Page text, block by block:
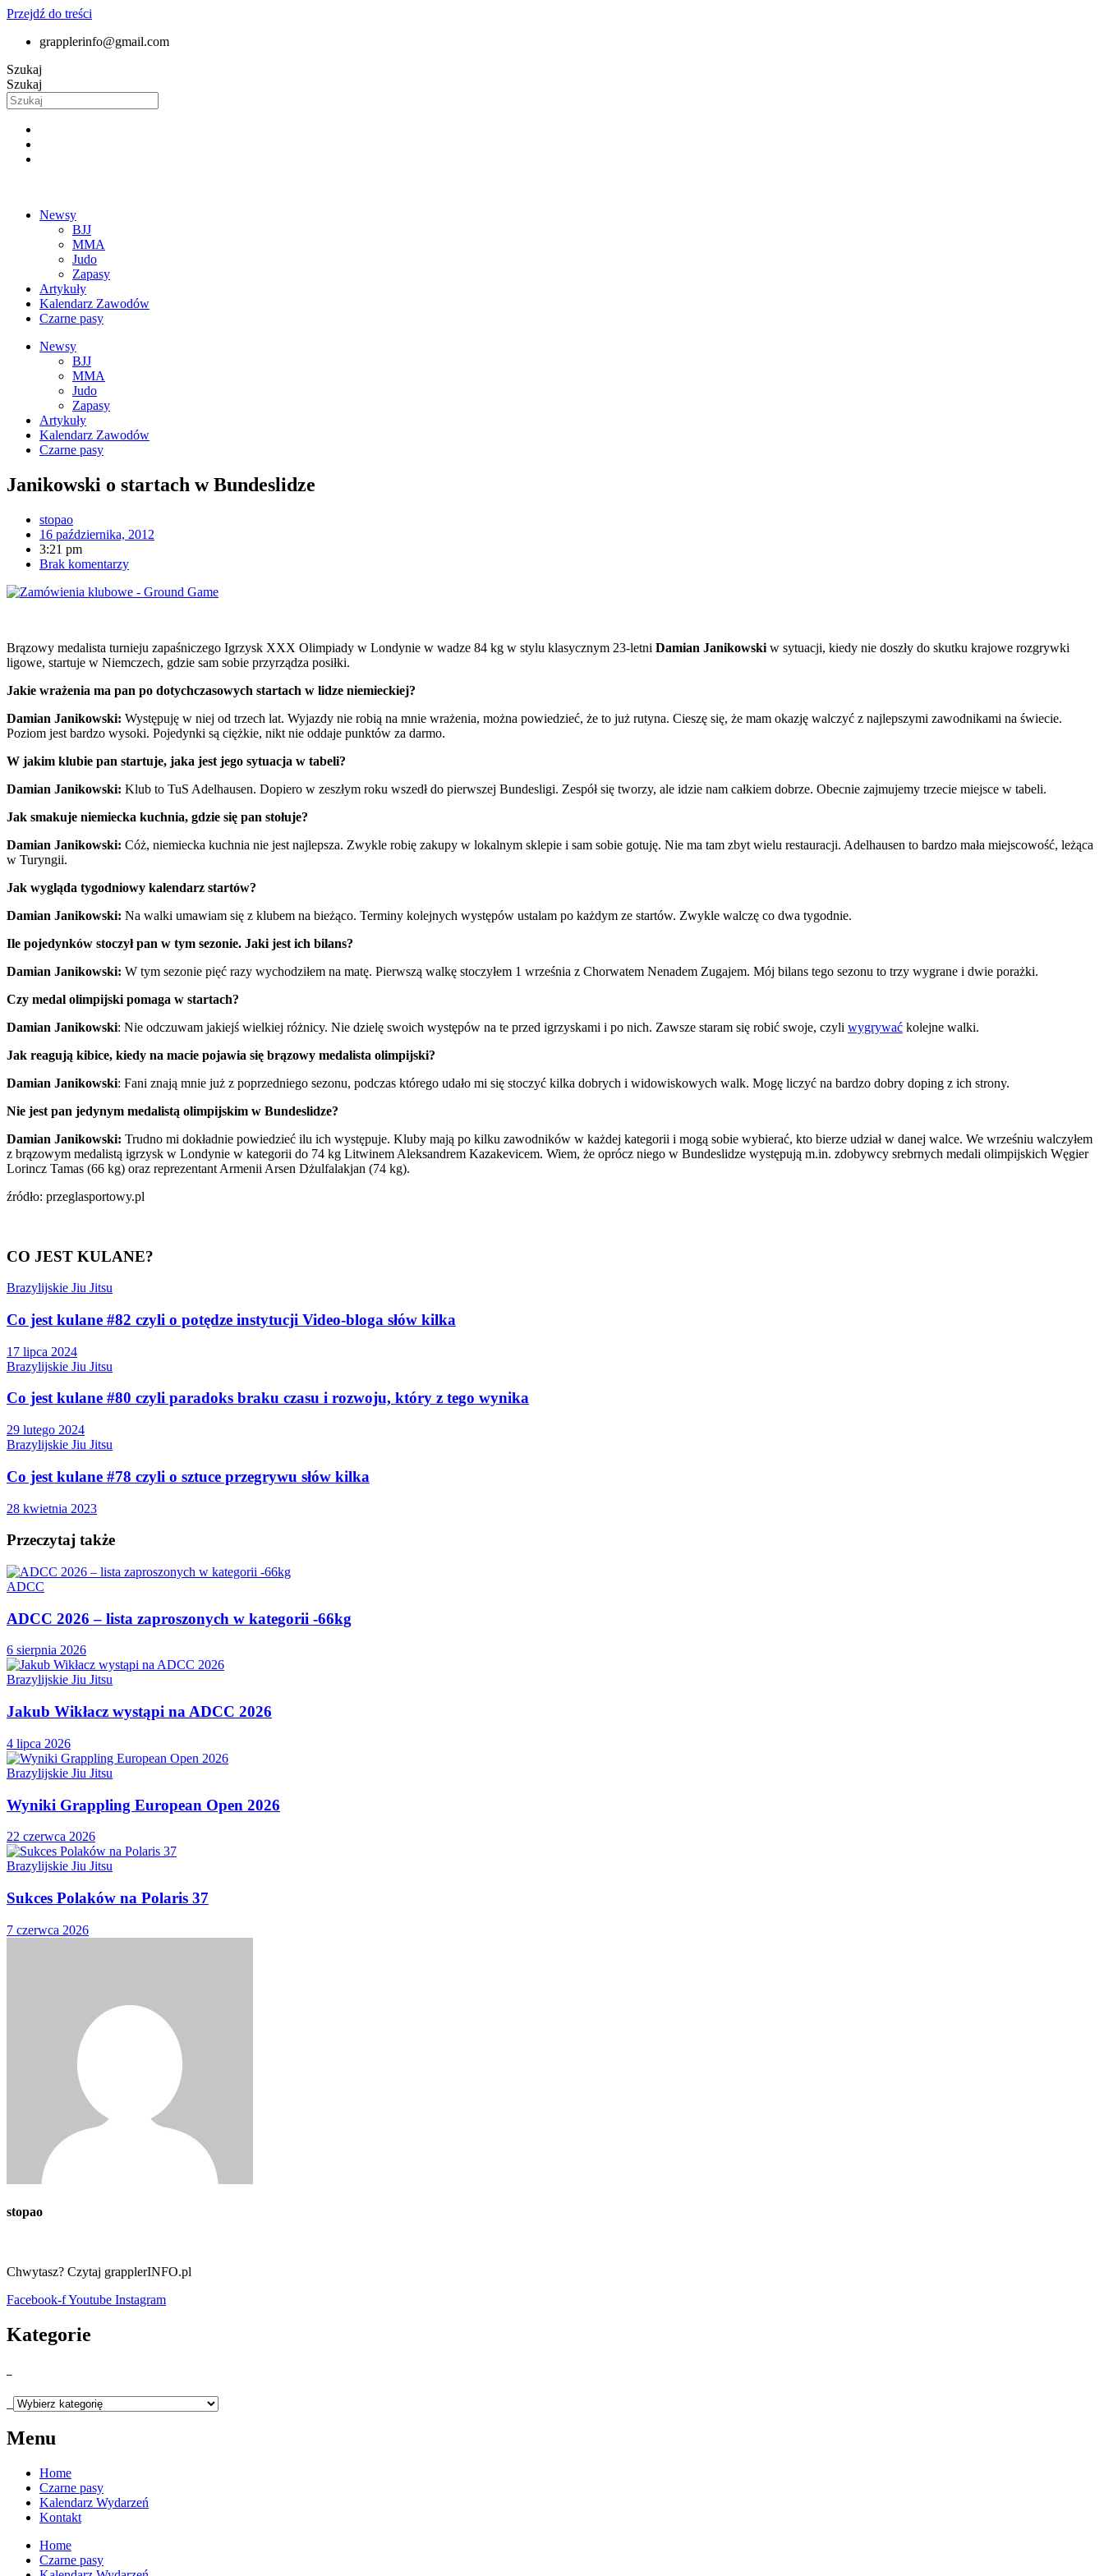
Przejdź do treści
grapplerinfo@gmail.com
Szukaj
Szukaj
Newsy
BJJ
MMA
Judo
Zapasy
Artykuły
Kalendarz Zawodów
Czarne pasy
Newsy
BJJ
MMA
Judo
Zapasy
Artykuły
Kalendarz Zawodów
Czarne pasy
Janikowski o startach w Bundeslidze
stopao
16 października, 2012
3:21 pm
Brak komentarzy
Brązowy medalista turnieju zapaśniczego Igrzysk XXX Olimpiady w Londynie w wadze 84 kg w stylu klasycznym 23-letni Damian Janikowski w sytuacji, kiedy nie doszły do skutku krajowe rozgrywki
ligowe, startuje w Niemczech, gdzie sam sobie przyrządza posiłki.
Jakie wrażenia ma pan po dotychczasowych startach w lidze niemieckiej?
Damian Janikowski: Występuję w niej od trzech lat. Wyjazdy nie robią na mnie wrażenia, można powiedzieć, że to już rutyna. Cieszę się, że mam okazję walczyć z najlepszymi zawodnikami na świecie.
Poziom jest bardzo wysoki. Pojedynki są ciężkie, nikt nie oddaje punktów za darmo.
W jakim klubie pan startuje, jaka jest jego sytuacja w tabeli?
Damian Janikowski: Klub to TuS Adelhausen. Dopiero w zeszłym roku wszedł do pierwszej Bundesligi. Zespół się tworzy, ale idzie nam całkiem dobrze. Obecnie zajmujemy trzecie miejsce w tabeli.
Jak smakuje niemiecka kuchnia, gdzie się pan stołuje?
Damian Janikowski: Cóż, niemiecka kuchnia nie jest najlepsza. Zwykle robię zakupy w lokalnym sklepie i sam sobie gotuję. Nie ma tam zbyt wielu restauracji. Adelhausen to bardzo mała miejscowość, leżąca
w Turyngii.
Jak wygląda tygodniowy kalendarz startów?
Damian Janikowski: Na walki umawiam się z klubem na bieżąco. Terminy kolejnych występów ustalam po każdym ze startów. Zwykle walczę co dwa tygodnie.
Ile pojedynków stoczył pan w tym sezonie. Jaki jest ich bilans?
Damian Janikowski: W tym sezonie pięć razy wychodziłem na matę. Pierwszą walkę stoczyłem 1 września z Chorwatem Nenadem Zugajem. Mój bilans tego sezonu to trzy wygrane i dwie porażki.
Czy medal olimpijski pomaga w startach?
Damian Janikowski: Nie odczuwam jakiejś wielkiej różnicy. Nie dzielę swoich występów na te przed igrzyskami i po nich. Zawsze staram się robić swoje, czyli wygrywać kolejne walki.
Jak reagują kibice, kiedy na macie pojawia się brązowy medalista olimpijski?
Damian Janikowski: Fani znają mnie już z poprzedniego sezonu, podczas którego udało mi się stoczyć kilka dobrych i widowiskowych walk. Mogę liczyć na bardzo dobry doping z ich strony.
Nie jest pan jedynym medalistą olimpijskim w Bundeslidze?
Damian Janikowski: Trudno mi dokładnie powiedzieć ilu ich występuje. Kluby mają po kilku zawodników w każdej kategorii i mogą sobie wybierać, kto bierze udział w danej walce. We wrześniu walczyłem
z brązowym medalistą igrzysk w Londynie w kategorii do 74 kg Litwinem Aleksandrem Kazakevicem. Wiem, że oprócz niego w Bundeslidze występują m.in. zdobywcy srebrnych medali olimpijskich Węgier
Lorincz Tamas (66 kg) oraz reprezentant Armenii Arsen Dżulfalakjan (74 kg).
źródło: przeglasportowy.pl
CO JEST KULANE?
Brazylijskie Jiu Jitsu
Co jest kulane #82 czyli o potędze instytucji Video-bloga słów kilka
17 lipca 2024
Brazylijskie Jiu Jitsu
Co jest kulane #80 czyli paradoks braku czasu i rozwoju, który z tego wynika
29 lutego 2024
Brazylijskie Jiu Jitsu
Co jest kulane #78 czyli o sztuce przegrywu słów kilka
28 kwietnia 2023
Przeczytaj także
ADCC
ADCC 2026 – lista zaproszonych w kategorii -66kg
6 sierpnia 2026
Brazylijskie Jiu Jitsu
Jakub Wikłacz wystąpi na ADCC 2026
4 lipca 2026
Brazylijskie Jiu Jitsu
Wyniki Grappling European Open 2026
22 czerwca 2026
Brazylijskie Jiu Jitsu
Sukces Polaków na Polaris 37
7 czerwca 2026
stopao
Chwytasz? Czytaj grapplerINFO.pl
Facebook-fYoutube Instagram
Kategorie
Menu
Home
Czarne pasy
Kalendarz Wydarzeń
Kontakt
Home
Czarne pasy